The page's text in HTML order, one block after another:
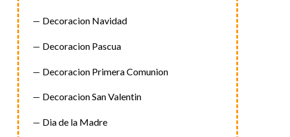
Decoracion Navidad
Decoracion Pascua
Decoracion Primera Comunion
Decoracion San Valentin
Dia de la Madre